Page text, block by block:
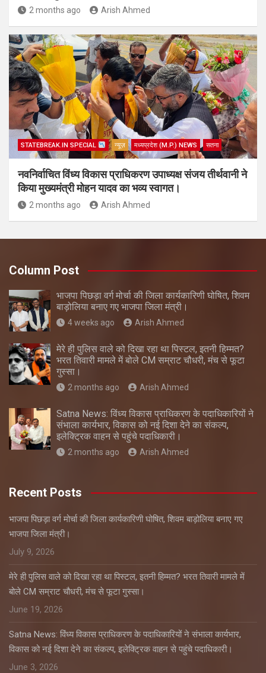
2 months ago Arish Ahmed
STATEBREAK.IN SPECIAL न्यूज़ मध्यप्रदेश (M.P.) NEWS सतना
नवनिर्वाचित विंध्य विकास प्राधिकरण उपाध्यक्ष संजय तीर्थवानी ने
किया मुख्यमंत्री मोहन यादव का भव्य स्वागत।
2 months ago Arish Ahmed
Column Post
भाजपा पिछड़ा वर्ग मोर्चा की जिला कार्यकारिणी घोषित, शिवम
बाड़ोलिया बनाए गए भाजपा जिला मंत्री।
4 weeks ago Arish Ahmed
मेरे ही पुलिस वाले को दिखा रहा था पिस्टल, इतनी हिम्मत?
भरत तिवारी मामले में बोले CM सम्राट चौधरी, मंच से फूटा
गुस्सा।
2 months ago Arish Ahmed
Satna News: विंध्य विकास प्राधिकरण के पदाधिकारियों ने
संभाला कार्यभार, विकास को नई दिशा देने का संकल्प,
इलेक्ट्रिक वाहन से पहुंचे पदाधिकारी।
2 months ago Arish Ahmed
Recent Posts
भाजपा पिछड़ा वर्ग मोर्चा की जिला कार्यकारिणी घोषित, शिवम बाड़ोलिया बनाए गए
भाजपा जिला मंत्री।
July 9, 2026
मेरे ही पुलिस वाले को दिखा रहा था पिस्टल, इतनी हिम्मत? भरत तिवारी मामले में
बोले CM सम्राट चौधरी, मंच से फूटा गुस्सा।
June 19, 2026
Satna News: विंध्य विकास प्राधिकरण के पदाधिकारियों ने संभाला कार्यभार,
विकास को नई दिशा देने का संकल्प, इलेक्ट्रिक वाहन से पहुंचे पदाधिकारी।
June 3, 2026